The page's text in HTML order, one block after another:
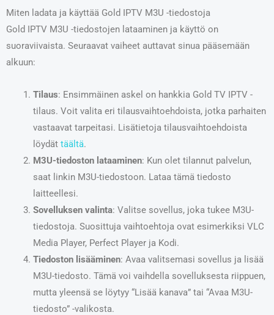
Miten ladata ja käyttää Gold IPTV M3U -tiedostoja
Gold IPTV M3U -tiedostojen lataaminen ja käyttö on
suoraviivaista. Seuraavat vaiheet auttavat sinua pääsemään
alkuun:
Tilaus: Ensimmäinen askel on hankkia Gold TV IPTV -
tilaus. Voit valita eri tilausvaihtoehdoista, jotka parhaiten
vastaavat tarpeitasi. Lisätietoja tilausvaihtoehdoista
löydät täältä.
M3U-tiedoston lataaminen: Kun olet tilannut palvelun,
saat linkin M3U-tiedostoon. Lataa tämä tiedosto
laitteellesi.
Sovelluksen valinta: Valitse sovellus, joka tukee M3U-
tiedostoja. Suosittuja vaihtoehtoja ovat esimerkiksi VLC
Media Player, Perfect Player ja Kodi.
Tiedoston lisääminen: Avaa valitsemasi sovellus ja lisää
M3U-tiedosto. Tämä voi vaihdella sovelluksesta riippuen,
mutta yleensä se löytyy “Lisää kanava” tai “Avaa M3U-
tiedosto” -valikosta.